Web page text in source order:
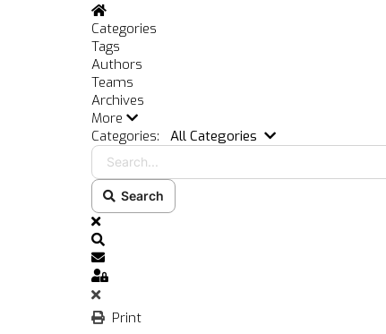
Home
Categories
Tags
Authors
Teams
Archives
More
Categories:
All Categories Search...
Search
x
Search
Subscribe to blog
Sign In
Print